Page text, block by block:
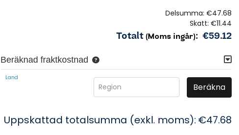
Delsumma: €47.68
Skatt: €11.44
Totalt (Moms ingår): €59.12
Beräknad fraktkostnad
Land
Region Beräkna
Uppskattad totalsumma (exkl. moms): €47.68